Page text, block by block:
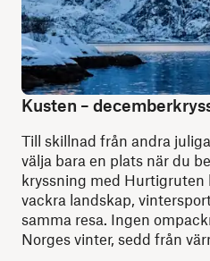
Kusten –
Till skillnad från andra
välja bara en plats när du
kryssning med Hurtigruten
vackra landskap,
samma resa. Ingen
Norges vinter, sedd från